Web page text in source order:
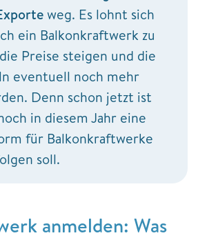
weg. Es lohnt sich
ein Balkonkraftwerk zu
Preise steigen und die
eventuell noch mehr
Denn schon jetzt ist
in diesem Jahr eine
für Balkonkraftwerke
soll.
anmelden: Was